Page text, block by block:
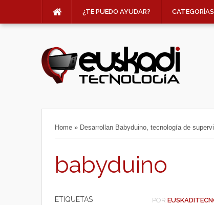
¿TE PUEDO AYUDAR? CATEGORÍAS
Home » Desarrollan Babyduino, tecnología de
babyduino
ETIQUETAS POR